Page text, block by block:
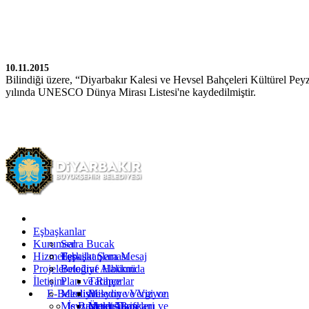
10.11.2015
Bilindiği üzere, “Diyarbakır Kalesi ve Hevsel Bahçeleri Kültürel
yılında UNESCO Dünya Mirası Listesi'ne kaydedilmiştir.
Eşbaşkanlar
Serra Bucak
Eşbaşkanlara Mesaj
Fotoğraf Albümü
Kurumsal
Teşkilat Şeması
Belediye Hakkında
Tarihçe
Misyon ve Vizyon
Yetki Alanı
Plan ve Raporlar
Belediye Vergi ve
Ücret Tarifeleri
Meclis
Meclis Başkanı ve
Mevzuat
Hizmetler
Projeler
İletişim
E-Belediye
İş Başvurusu